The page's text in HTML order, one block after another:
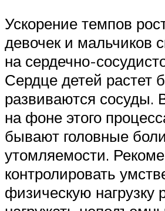
Ускорение темпов
девочек и мальчиков
на сердечно-
Сердце детей растет
развиваются сосуды.
на фоне этого
бывают головные
утомляемости.
контролировать
физическую нагрузку